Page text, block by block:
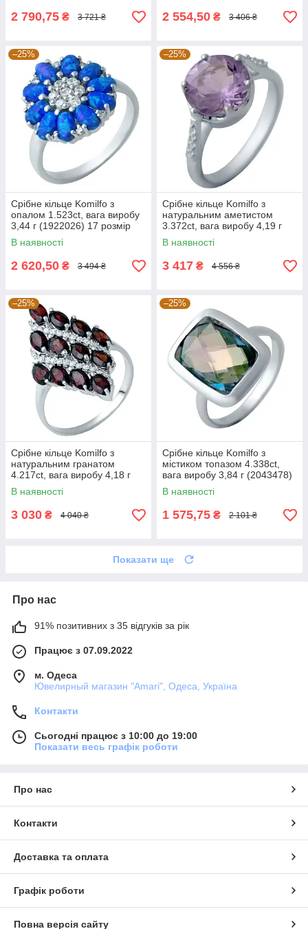
2 790,75 ₴ 3 721 ₴ 2 554,50 ₴ 3 406 ₴
–25%
Срібне кільце Komilfo з
опалом 1.523ct, вага виробу
3,44 г (1922026) 17 розмір
3.4, 18
В наявності
2 620,50 ₴ 3 494 ₴
–25%
Срібне кільце Komilfo з
натуральним аметистом
3.372ct, вага виробу 4,19 г
(1141069) 17.5 розмір 3.72,
18
В наявності
3 417 ₴ 4 556 ₴
–25%
Срібне кільце Komilfo з
натуральним гранатом
4.217ct, вага виробу 4,18 г
(1937990) 19 розмір
В наявності
3 030 ₴ 4 040 ₴
–25%
Срібне кільце Komilfo з
містиком топазом 4.338ct,
вага виробу 3,84 г (2043478)
18 розмір
В наявності
1 575,75 ₴ 2 101 ₴
Показати ще
Про нас
91% позитивних з 35 відгуків за рік
Працює з 07.09.2022
м. Одеса
Ювелирный магазин "Amari", Одеса, Україна
Контакти
Сьогодні працює з 10:00 до 19:00
Показати весь графік роботи
Про нас
Контакти
Доставка та оплата
Графік роботи
Повна версія сайту